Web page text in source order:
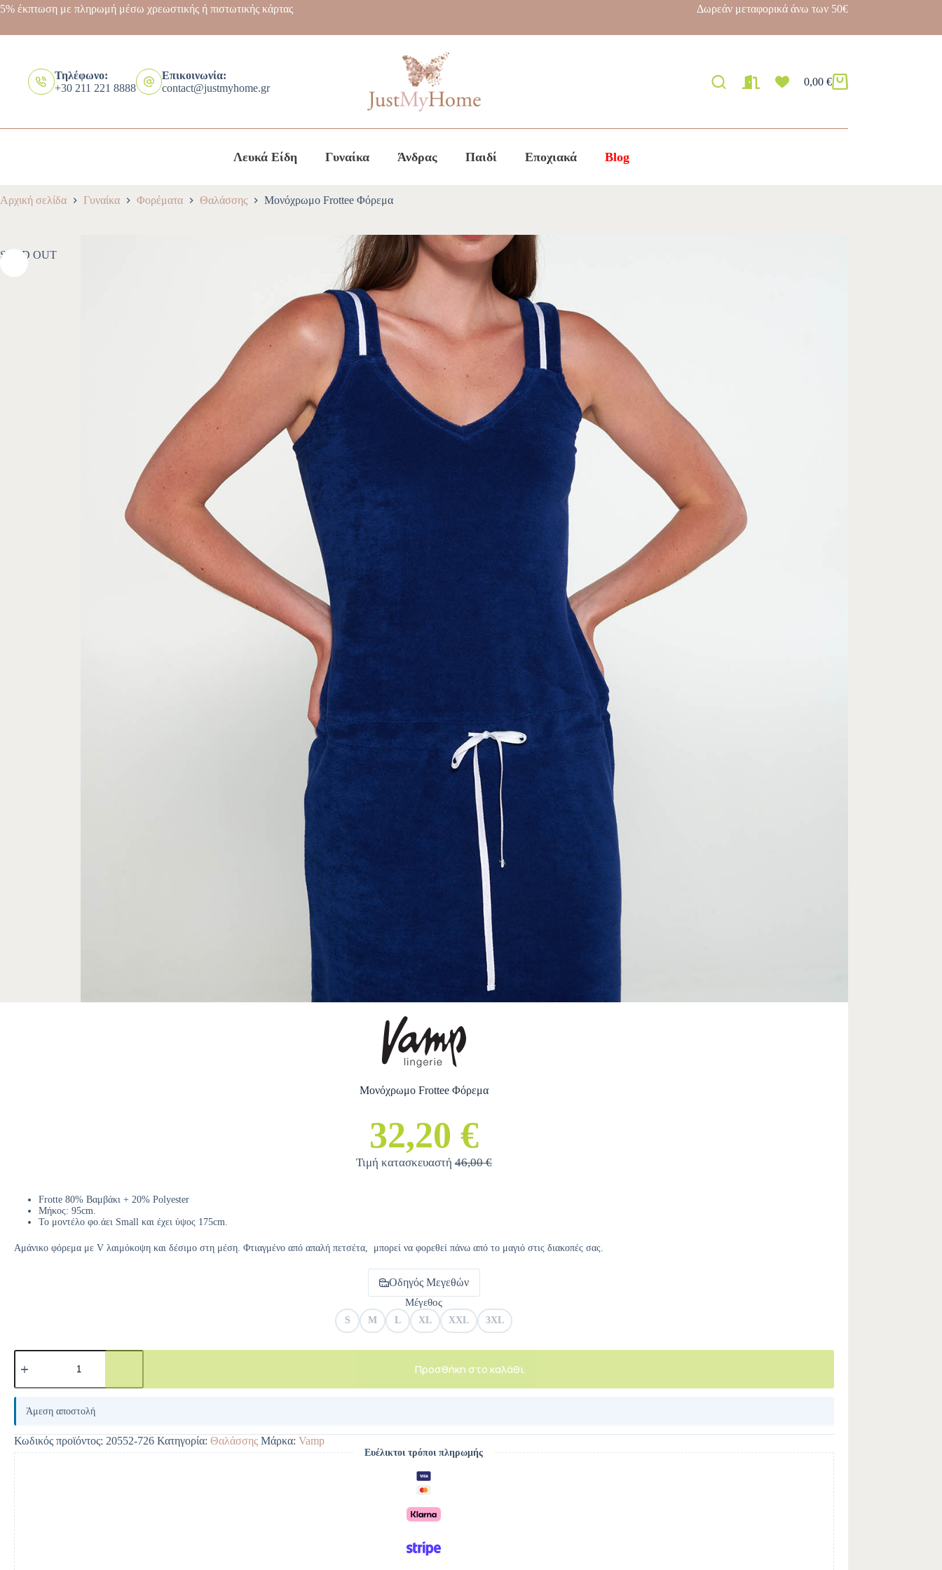
5% έκπτωση με πληρωμή μέσω χρεωστικής ή πιστωτικής κάρτας Δωρεάν μεταφορικά άνω των 50€
Τηλέφωνο:
+30 211 221 8888
Επικοινωνία:
contact@justmyhome.gr
0,00 €
Λευκά Είδη Γυναίκα Άνδρας Παιδί Εποχιακά Blog
Αρχική σελίδα Γυναίκα Φορέματα Θαλάσσης Μονόχρωμο Frottee Φόρεμα
SOLD OUT
Μονόχρωμο Frottee Φόρεμα
32,20 €
Τιμή κατασκευαστή46,00 €
Frotte 80% Βαμβάκι + 20% Polyester
Μήκος: 95cm.
Το μοντέλο φο.άει Small και έχει ύψος 175cm.
Aμάνικο φόρεμα με V λαιμόκοψη και δέσιμο στη μέση. Φτιαγμένο από απαλή πετσέτα, μπορεί να φορεθεί πάνω από το μαγιό στις διακοπές σας.
Οδηγός Μεγεθών
Μέγεθος
S M L XL XXL 3XL
Προσθήκη στο καλάθι
A
e
r
n
a
t
i
v
e
:
Άμεση αποστολή
Κωδικός προϊόντος: 20552-726 Κατηγορία: Θαλάσσης Μάρκα: Vamp
Ευέλικτοι τρόποι πληρωμής